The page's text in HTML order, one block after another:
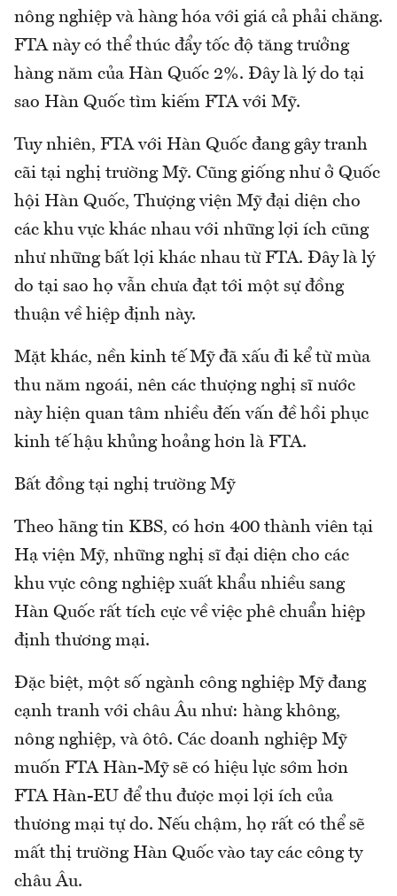
nông nghiệp và hàng hóa với giá cả phải chăng.
FTA này có thể thúc đẩy tốc độ tăng trưởng
hàng năm của Hàn Quốc 2%. Đây là lý do tại
sao Hàn Quốc tìm kiếm FTA với Mỹ.
Tuy nhiên, FTA với Hàn Quốc đang gây tranh
cãi tại nghị trường Mỹ. Cũng giống như ở Quốc
hội Hàn Quốc, Thượng viện Mỹ đại diện cho
các khu vực khác nhau với những lợi ích cũng
như những bất lợi khác nhau từ FTA. Đây là lý
do tại sao họ vẫn chưa đạt tới một sự đồng
thuận về hiệp định này.
Mặt khác, nền kinh tế Mỹ đã xấu đi kể từ mùa
thu năm ngoái, nên các thượng nghị sĩ nước
này hiện quan tâm nhiều đến vấn đề hồi phục
kinh tế hậu khủng hoảng hơn là FTA.
Bất đồng tại nghị trường Mỹ
Theo hãng tin KBS, có hơn 400 thành viên tại
Hạ viện Mỹ, những nghị sĩ đại diện cho các
khu vực công nghiệp xuất khẩu nhiều sang
Hàn Quốc rất tích cực về việc phê chuẩn hiệp
định thương mại.
Đặc biệt, một số ngành công nghiệp Mỹ đang
cạnh tranh với châu Âu như: hàng không,
nông nghiệp, và ôtô. Các doanh nghiệp Mỹ
muốn FTA Hàn-Mỹ sẽ có hiệu lực sớm hơn
FTA Hàn-EU để thu được mọi lợi ích của
thương mại tự do. Nếu chậm, họ rất có thể sẽ
mất thị trường Hàn Quốc vào tay các công ty
châu Âu.